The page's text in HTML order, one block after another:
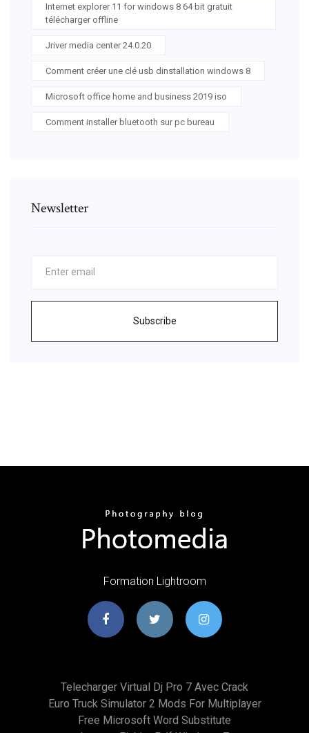
Internet explorer 11 for windows 8 64 bit gratuit
télécharger offline
Jriver media center 24.0.20
Comment créer une clé usb dinstallation windows 8
Microsoft office home and business 2019 iso
Comment installer bluetooth sur pc bureau
Newsletter
Subscribe
Formation Lightroom
Telecharger Virtual Dj Pro 7 Avec Crack
Euro Truck Simulator 2 Mods For Multiplayer
Free Microsoft Word Substitute